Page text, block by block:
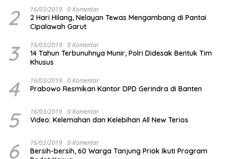
2 16/03/2019 0 Komentar
2 Hari Hilang, Nelayan Tewas Mengambang di Pantai
Cipalawah Garut
3 16/03/2019 0 Komentar
14 Tahun Terbunuhnya Munir, Polri Didesak Bentuk Tim
Khusus
4 16/03/2019 0 Komentar
Prabowo Resmikan Kantor DPD Gerindra di Banten
5 16/03/2019 0 Komentar
Video: Kelemahan dan Kelebihan All New Terios
6 16/03/2019 0 Komentar
Bersih-bersih, 60 Warga Tanjung Priok Ikuti Program